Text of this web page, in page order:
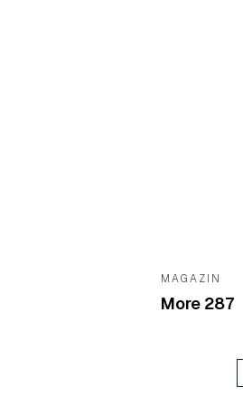
MAGAZIN
More 287